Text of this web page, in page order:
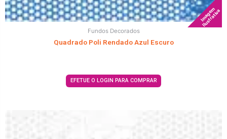
Imagem
Ilustrativa
Fundos Decorados
Quadrado Poli Rendado Azul Escuro
EFETUE O LOGIN PARA COMPRAR